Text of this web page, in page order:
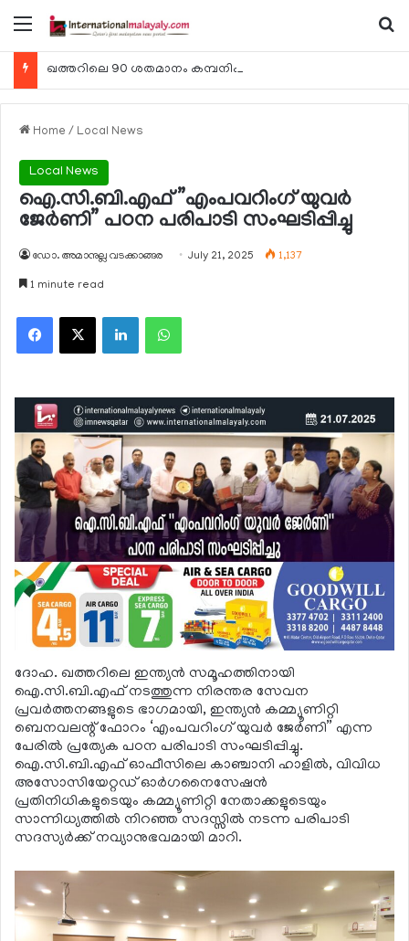
Menu
Home / Local News
Local News
ഐ.സി.ബി.എഫ് ”എംപവറിംഗ് യുവര്‍
ജേര്‍ണി” പഠന പരിപാടി സംഘടിപ്പിച്ചു
ഡോ. അമാനുല്ല വടക്കാങ്ങര July 21, 2025 1,137
1 minute read
Facebook
X LinkedInWhatsApp
ദോഹ. ഖത്തറിലെ ഇന്ത്യന്‍ സമൂഹത്തിനായി
ഐ.സി.ബി.എഫ് നടത്തുന്ന നിരന്തര സേവന
പ്രവര്‍ത്തനങ്ങളുടെ ഭാഗമായി, ഇന്ത്യന്‍ കമ്മ്യൂണിറ്റി
ബെനവലന്റ് ഫോറം ‘എംപവറിംഗ് യുവര്‍ ജേര്‍ണി” എന്ന
പേരില്‍ പ്രത്യേക പഠന പരിപാടി സംഘടിപ്പിച്ചു.
ഐ.സി.ബി.എഫ് ഓഫീസിലെ കാഞ്ചാനി ഹാളില്‍, വിവിധ
അസോസിയേറ്റഡ് ഓര്‍ഗനൈസേഷന്‍
പ്രതിനിധികളുടെയും കമ്മ്യൂണിറ്റി നേതാക്കളുടെയും
സാന്നിധ്യത്തില്‍ നിറഞ്ഞ സദസ്സില്‍ നടന്ന പരിപാടി
സദസ്യര്‍ക്ക് നവ്യാനുഭവമായി മാറി.